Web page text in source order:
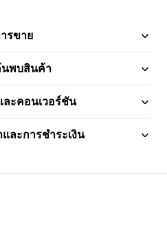
รขาย
นพบสินค้า
ละคอนเวอร์ชัน
ละการชำระเงิน